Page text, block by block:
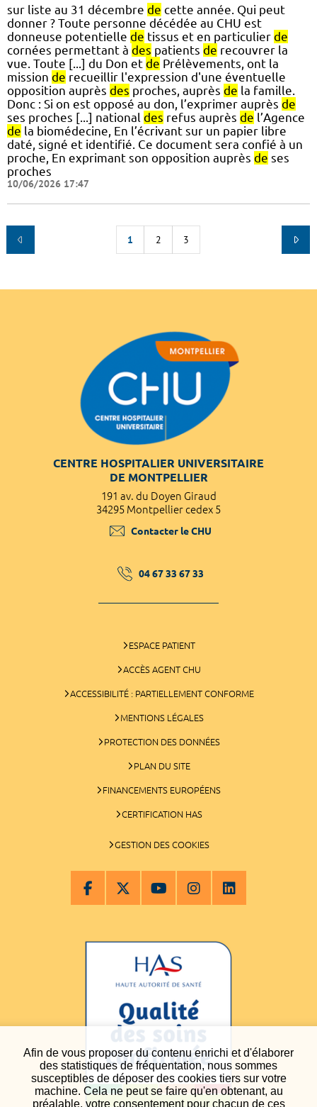
Afin de vous proposer du contenu enrichi et d'élaborer
des statistiques de fréquentation, nous sommes
susceptibles de déposer des cookies tiers sur votre
machine. Cela ne peut se faire qu'en obtenant, au
préalable, votre consentement pour chacun de ces
sur liste au 31 décembre de cette année. Qui peut
donner ? Toute personne décédée au CHU est
donneuse potentielle de tissus et en particulier de
cornées permettant à des patients de recouvrer la
vue. Toute [...] du Don et de Prélèvements, ont la
mission de recueillir l'expression d'une éventuelle
opposition auprès des proches, auprès de la famille.
Donc : Si on est opposé au don, l’exprimer auprès de
ses proches [...] national des refus auprès de l’Agence
de la biomédecine, En l’écrivant sur un papier libre
daté, signé et identifié. Ce document sera confié à un
proche, En exprimant son opposition auprès de ses
proches
10/06/2026 17:47
1 2 3
CENTRE HOSPITALIER UNIVERSITAIRE
DE MONTPELLIER
191 av. du Doyen Giraud
34295 Montpellier cedex 5
Contacter le CHU
04 67 33 67 33
ESPACE PATIENT
ACCÈS AGENT CHU
ACCESSIBILITÉ : PARTIELLEMENT CONFORME
MENTIONS LÉGALES
PROTECTION DES DONNÉES
PLAN DU SITE
FINANCEMENTS EUROPÉENS
CERTIFICATION HAS
GESTION DES COOKIES